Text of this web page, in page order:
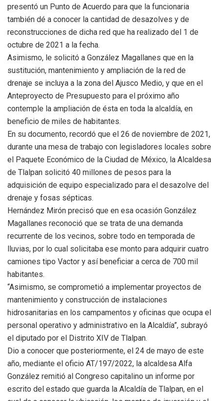
presentó un Punto de Acuerdo para que la funcionaria
también dé a conocer la cantidad de desazolves y de
reconstrucciones de dicha red que ha realizado del 1 de
octubre de 2021 a la fecha.
Asimismo, le solicitó a González Magallanes que en la
sustitución, mantenimiento y ampliación de la red de
drenaje se incluya a la zona del Ajusco Medio, y que en el
Anteproyecto de Presupuesto para el próximo año
contemple la ampliación de ésta en toda la alcaldía, en
beneficio de miles de habitantes.
En su documento, recordó que el 26 de noviembre de 2021,
durante una mesa de trabajo con legisladores locales sobre
el Paquete Económico de la Ciudad de México, la Alcaldesa
de Tlalpan solicitó 40 millones de pesos para la
adquisición de equipo especializado para el desazolve del
drenaje y fosas sépticas.
Hernández Mirón precisó que en esa ocasión González
Magallanes reconoció que se trata de una demanda
recurrente de los vecinos, sobre todo en temporada de
lluvias, por lo cual solicitaba ese monto para adquirir cuatro
camiones tipo Vactor y así beneficiar a cerca de 700 mil
habitantes.
“Asimismo, se comprometió a implementar proyectos de
mantenimiento y construcción de instalaciones
hidrosanitarias en los campamentos y oficinas que ocupa el
personal operativo y administrativo en la Alcaldía”, subrayó
el diputado por el Distrito XIV de Tlalpan.
Dio a conocer que posteriormente, el 24 de mayo de este
año, mediante el oficio AT/197/2022, la alcaldesa Alfa
González remitió al Congreso capitalino un informe por
escrito del estado que guarda la Alcaldía de Tlalpan, en el